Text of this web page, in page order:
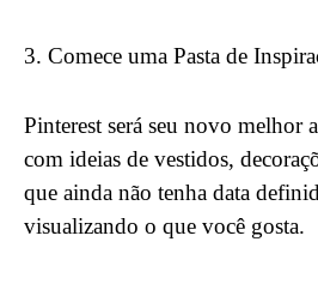
3. Comece uma Pasta de
Pinterest será seu novo melhor
com ideias de vestidos,
que ainda não tenha data
visualizando o que você gosta.